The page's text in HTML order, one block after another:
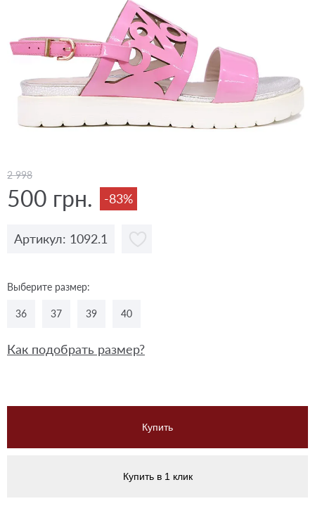
2 998
500 грн. -83%
Артикул: 1092.1
Выберите размер:
36 37 39 40
Как подобрать размер?
Купить
Купить в 1 клик